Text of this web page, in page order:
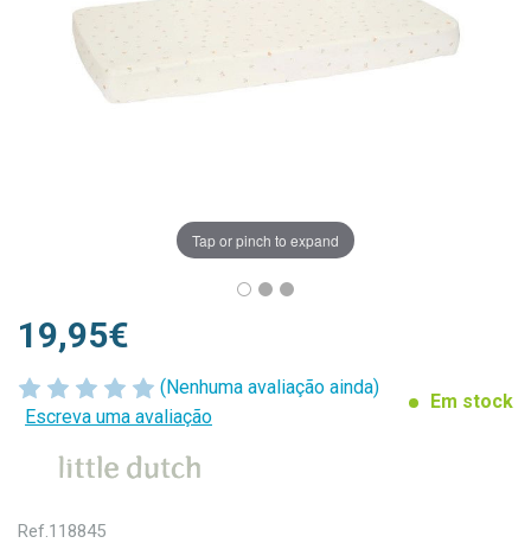
Tap or pinch to expand
(Nenhuma avaliação ainda)
Escreva uma avaliação
Em stock
19,95€
Ref.118845